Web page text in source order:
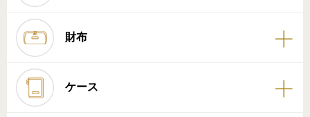
財布
ケース